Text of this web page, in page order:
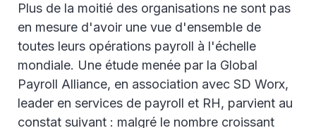
Plus de la moitié des organisations ne sont pas
en mesure d'avoir une vue d'ensemble de
toutes leurs opérations payroll à l'échelle
mondiale. Une étude menée par la Global
Payroll Alliance, en association avec SD Worx,
leader en services de payroll et RH, parvient au
constat suivant : malgré le nombre croissant